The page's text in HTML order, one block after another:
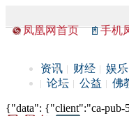
凤凰网首页 手机
资讯 财经 娱乐
论坛
公益 佛
{"data": {"client":"ca-pub-